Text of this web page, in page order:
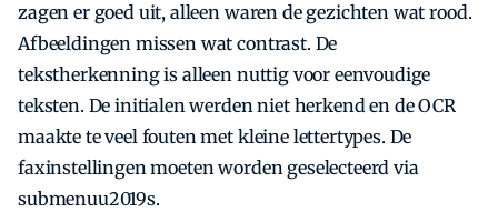
zagen er goed uit, alleen waren de gezichten wat rood.
Afbeeldingen missen wat contrast. De
tekstherkenning is alleen nuttig voor eenvoudige
teksten. De initialen werden niet herkend en de OCR
maakte te veel fouten met kleine lettertypes. De
faxinstellingen moeten worden geselecteerd via
submenuu2019s.